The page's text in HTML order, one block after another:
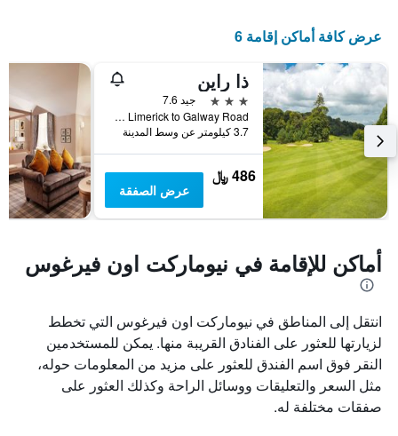
عرض كافة أماكن إقامة 6
ذا راين
3 نجوم
جيد 7.6
N18 Limerick to Galway Road, نيوماركت اون فيرغوس, أيرلندا
3.7 كيلومتر عن وسط المدينة
486 ﷼
عرض الصفقة
أماكن للإقامة في نيوماركت اون فيرغوس
انتقل إلى المناطق في نيوماركت اون فيرغوس التي تخطط
لزيارتها للعثور على الفنادق القريبة منها. يمكن للمستخدمين
النقر فوق اسم الفندق للعثور على مزيد من المعلومات حوله،
مثل السعر والتعليقات ووسائل الراحة وكذلك العثور على
صفقات مختلفة له.